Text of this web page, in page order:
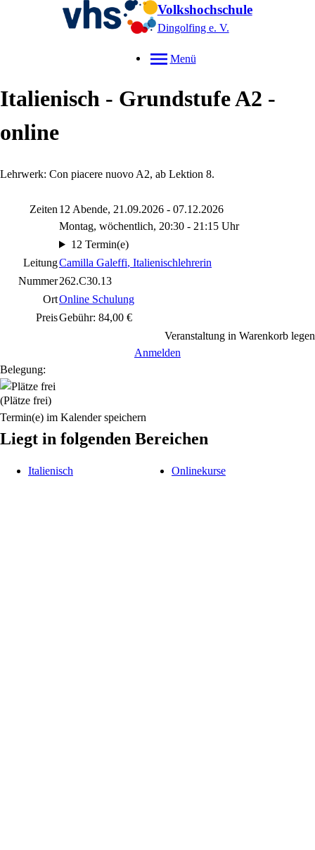
Volkshochschule
Dingolfing e. V.
Menü
Italienisch - Grundstufe A2 -
online
Lehrwerk: Con piacere nuovo A2, ab Lektion 8.
Zeiten 12 Abende, 21.09.2026 - 07.12.2026
Montag, wöchentlich, 20:30 - 21:15 Uhr
12 Termin(e)
LeitungCamilla Galeffi, Italienischlehrerin
Nummer262.C30.13
OrtOnline Schulung
PreisGebühr: 84,00 €
Veranstaltung in Warenkorb legen
Anmelden
Belegung:
(Plätze frei)
Termin(e) im Kalender speichern
Liegt in folgenden Bereichen
Italienisch Onlinekurse